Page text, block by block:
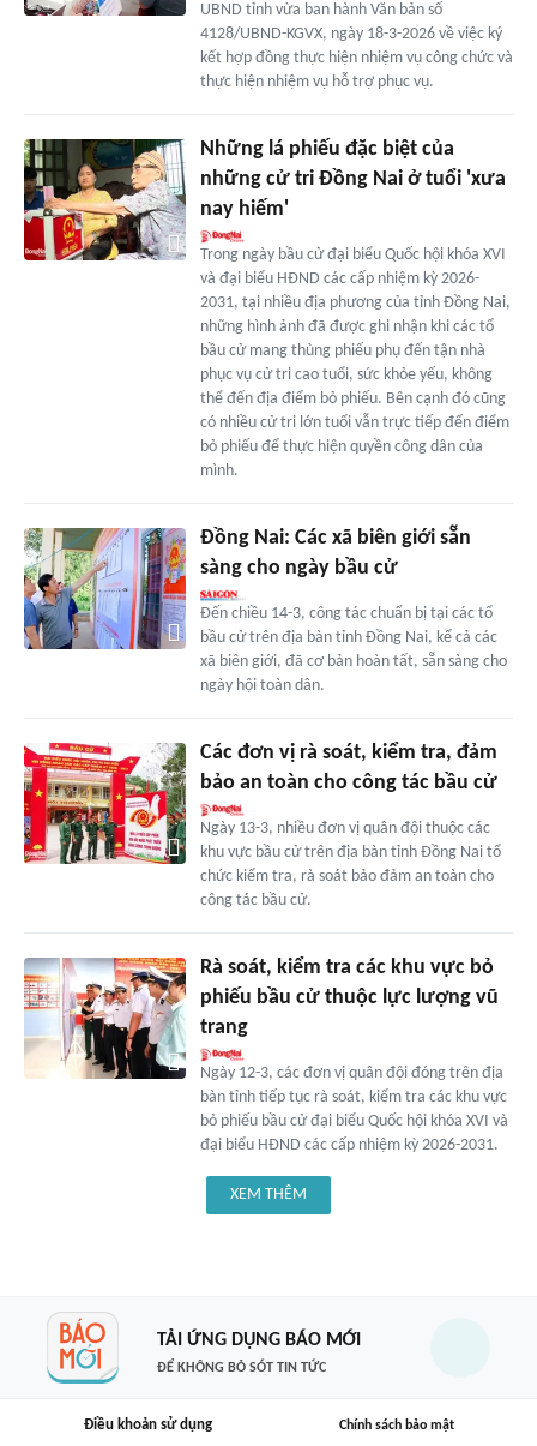
UBND tỉnh vừa ban hành Văn bản số
4128/UBND-KGVX, ngày 18-3-2026 về việc ký
kết hợp đồng thực hiện nhiệm vụ công chức và
thực hiện nhiệm vụ hỗ trợ phục vụ.
Những lá phiếu đặc biệt của
những cử tri Đồng Nai ở tuổi 'xưa
nay hiếm'
Trong ngày bầu cử đại biểu Quốc hội khóa XVI
và đại biểu HĐND các cấp nhiệm kỳ 2026-
2031, tại nhiều địa phương của tỉnh Đồng Nai,
những hình ảnh đã được ghi nhận khi các tổ
bầu cử mang thùng phiếu phụ đến tận nhà
phục vụ cử tri cao tuổi, sức khỏe yếu, không
thể đến địa điểm bỏ phiếu. Bên cạnh đó cũng
có nhiều cử tri lớn tuổi vẫn trực tiếp đến điểm
bỏ phiếu để thực hiện quyền công dân của
mình.
Đồng Nai: Các xã biên giới sẵn
sàng cho ngày bầu cử
Đến chiều 14-3, công tác chuẩn bị tại các tổ
bầu cử trên địa bàn tỉnh Đồng Nai, kể cả các
xã biên giới, đã cơ bản hoàn tất, sẵn sàng cho
ngày hội toàn dân.
Các đơn vị rà soát, kiểm tra, đảm
bảo an toàn cho công tác bầu cử
Ngày 13-3, nhiều đơn vị quân đội thuộc các
khu vực bầu cử trên địa bàn tỉnh Đồng Nai tổ
chức kiểm tra, rà soát bảo đảm an toàn cho
công tác bầu cử.
Rà soát, kiểm tra các khu vực bỏ
phiếu bầu cử thuộc lực lượng vũ
trang
Ngày 12-3, các đơn vị quân đội đóng trên địa
bàn tỉnh tiếp tục rà soát, kiểm tra các khu vực
bỏ phiếu bầu cử đại biểu Quốc hội khóa XVI và
đại biểu HĐND các cấp nhiệm kỳ 2026-2031.
XEM THÊM
TẢI ỨNG DỤNG BÁO MỚI
ĐỂ KHÔNG BỎ SÓT TIN TỨC
Điều khoản sử dụng Chính sách bảo mật